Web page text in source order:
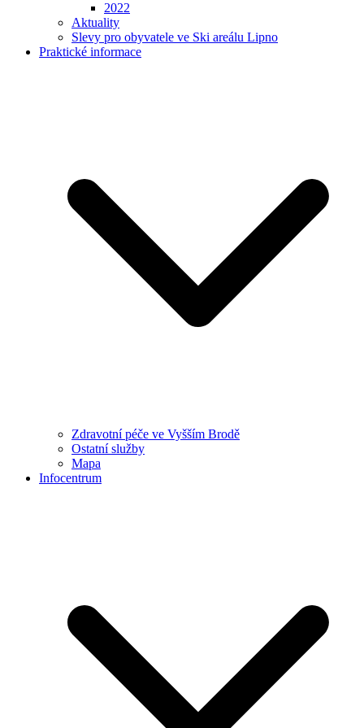
2022
Aktuality
Slevy pro obyvatele ve Ski areálu Lipno
Praktické informace
Zdravotní péče ve Vyšším Brodě
Ostatní služby
Mapa
Infocentrum